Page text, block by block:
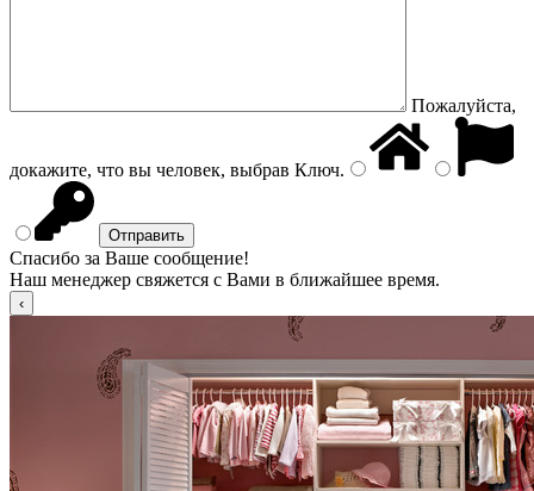
Пожалуйста,
докажите, что вы человек, выбрав Ключ.
Спасибо за Ваше сообщение!
Наш менеджер свяжется с Вами в ближайшее время.